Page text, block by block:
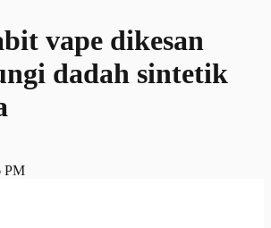
vape dikesan
dadah sintetik
PM